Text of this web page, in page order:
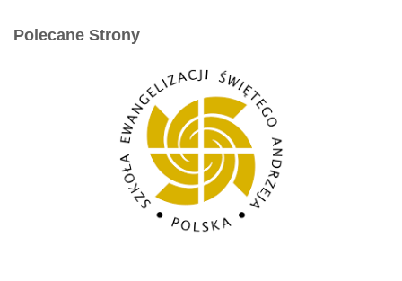
Polecane Strony